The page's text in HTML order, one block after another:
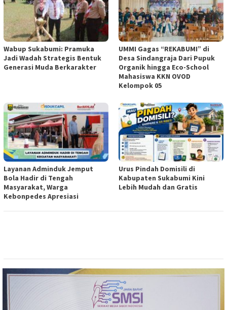
Wabup Sukabumi: Pramuka
Jadi Wadah Strategis Bentuk
Generasi Muda Berkarakter
UMMI Gagas “REKABUMI” di
Desa Sindangraja Dari Pupuk
Organik hingga Eco-School
Mahasiswa KKN OVOD
Kelompok 05
Layanan Adminduk Jemput
Bola Hadir di Tengah
Masyarakat, Warga
Kebonpedes Apresiasi
Urus Pindah Domisili di
Kabupaten Sukabumi Kini
Lebih Mudah dan Gratis